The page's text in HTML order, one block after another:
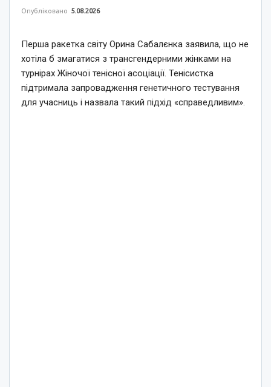
Опубліковано 5.08.2026
Перша ракетка світу Орина Сабалєнка заявила, що не
хотіла б змагатися з трансгендерними жінками на
турнірах Жіночої тенісної асоціації. Тенісистка
підтримала запровадження генетичного тестування
для учасниць і назвала такий підхід «справедливим».